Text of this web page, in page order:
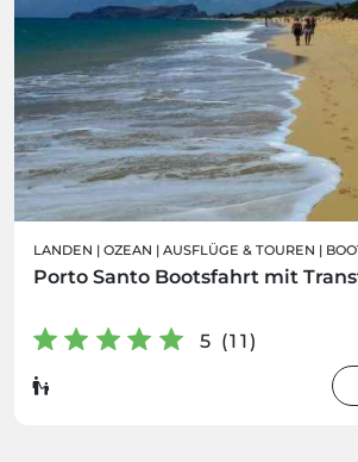
LANDEN | OZEAN | AUSFLÜGE & TOUREN |
Porto Santo Bootsfahrt mit
5 (11)